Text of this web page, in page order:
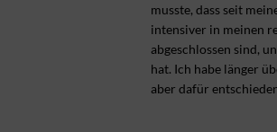
musste, dass seit
intensiver in meinen
abgeschlossen sind,
hat. Ich habe länger
aber dafür